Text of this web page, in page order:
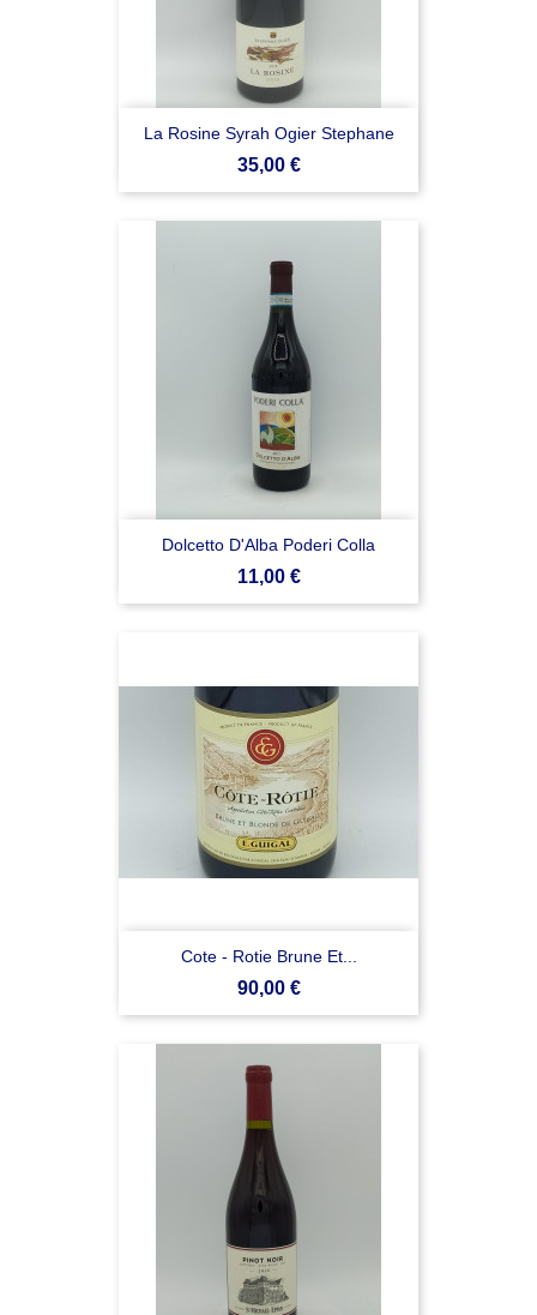
La Rosine Syrah Ogier Stephane
Prezzo
35,00 €
Dolcetto D'Alba Poderi Colla
Prezzo
11,00 €
Cote - Rotie Brune Et...
Prezzo
90,00 €